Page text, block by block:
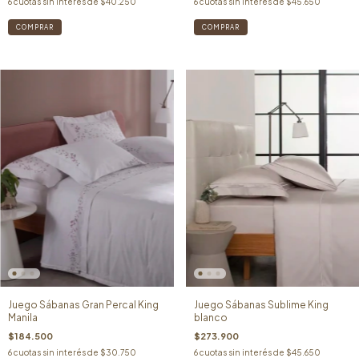
Juego Sábanas Gran Percal King
Manila
$184.500
6cuotas sin interés de $30.750
Juego Sábanas Sublime King
blanco
$273.900
6 cuotas sin interés de $45.650